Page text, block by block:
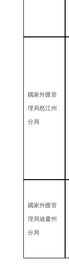
國家外匯管
理局怒江州
分局
國家外匯管
理局迪慶州
分局